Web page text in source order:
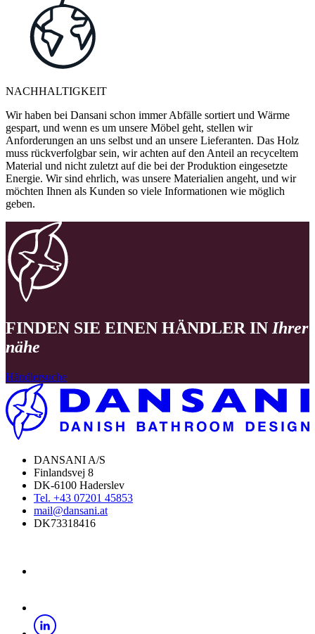
NACHHALTIGKEIT
Wir haben bei Dansani schon immer Abfälle sortiert und Wärme
gespart, und wenn es um unsere Möbel geht, stellen wir
Anforderungen an uns selbst und an unsere Lieferanten. Das Holz
muss rückverfolgbar sein, wir achten auf den Anteil an recyceltem
Material und nicht zuletzt auf die bei der Produktion eingesetzte
Energie. Wir sind ehrlich, was unsere Materialien angeht, und wir
möchten Ihnen als Kunden so viele Informationen wie möglich
geben.
FINDEN SIE EINEN HÄNDLER IN Ihrer
nähe
Händlersuche
DANSANI A/S
Finlandsvej 8
DK-6100 Haderslev
Tel. +43 07201 45853
mail@dansani.at
DK73318416